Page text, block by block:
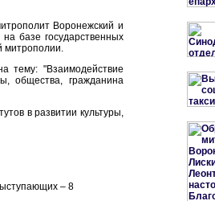
Воронежский и
базе государственных
митрополии.
тему: "Взаимодействие
общества, гражданина
в развитии культуры,
– 8